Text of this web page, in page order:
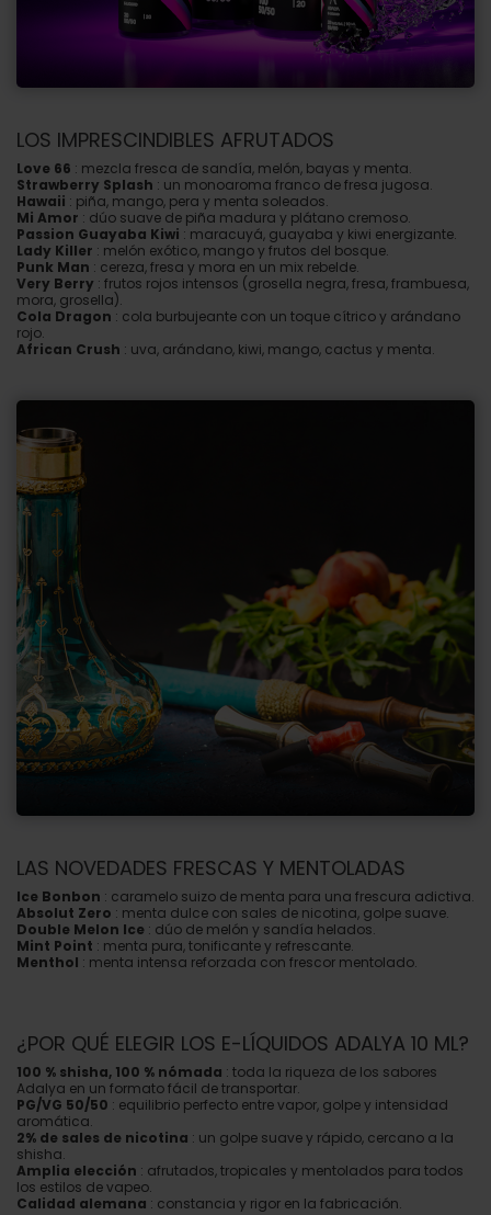
LOS IMPRESCINDIBLES AFRUTADOS
Love 66 : mezcla fresca de sandía, melón, bayas y menta.
Strawberry Splash : un monoaroma franco de fresa jugosa.
Hawaii : piña, mango, pera y menta soleados.
Mi Amor : dúo suave de piña madura y plátano cremoso.
Passion Guayaba Kiwi : maracuyá, guayaba y kiwi energizante.
Lady Killer : melón exótico, mango y frutos del bosque.
Punk Man : cereza, fresa y mora en un mix rebelde.
Very Berry : frutos rojos intensos (grosella negra, fresa, frambuesa,
mora, grosella).
Cola Dragon : cola burbujeante con un toque cítrico y arándano
rojo.
African Crush : uva, arándano, kiwi, mango, cactus y menta.
LAS NOVEDADES FRESCAS Y MENTOLADAS
Ice Bonbon : caramelo suizo de menta para una frescura adictiva.
Absolut Zero : menta dulce con sales de nicotina, golpe suave.
Double Melon Ice : dúo de melón y sandía helados.
Mint Point : menta pura, tonificante y refrescante.
Menthol : menta intensa reforzada con frescor mentolado.
¿POR QUÉ ELEGIR LOS E-LÍQUIDOS ADALYA 10 ML?
100 % shisha, 100 % nómada : toda la riqueza de los sabores
Adalya en un formato fácil de transportar.
PG/VG 50/50 : equilibrio perfecto entre vapor, golpe y intensidad
aromática.
2% de sales de nicotina : un golpe suave y rápido, cercano a la
shisha.
Amplia elección : afrutados, tropicales y mentolados para todos
los estilos de vapeo.
Calidad alemana : constancia y rigor en la fabricación.